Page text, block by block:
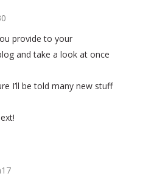
provide to your
and take a look at once
I’ll be told many new stuff